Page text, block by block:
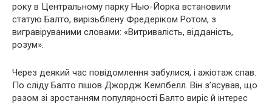
року в Центральному парку Нью-Йорка встановили
статую Балто, вирізьблену Фредеріком Ротом, з
вигравіруваними словами: «Витривалість, відданість,
розум».
Через деякий час повідомлення забулися, і ажіотаж спав.
По сліду Балто пішов Джордж Кемпбелл. Він з’ясував, що
разом зі зростанням популярності Балто виріс й інтерес